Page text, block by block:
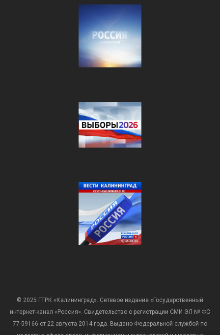
© 2025 ГТРК «Калининград». Сетевое издание «Государственный
интернет-канал «Россия». Свидетельство о регистрации СМИ ЭЛ № ФС
77-59166 от 22 августа 2014 года. Выдано Федеральной службой по